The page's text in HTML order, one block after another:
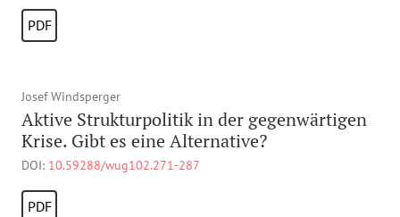
PDF
Josef Windsperger
Aktive Strukturpolitik in der gegenwärtigen
Krise. Gibt es eine Alternative?
DOI: 10.59288/wug102.271-287
PDF